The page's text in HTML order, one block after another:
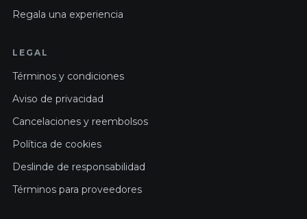
Regala una experiencia
LEGAL
Términos y condiciones
Aviso de privacidad
Cancelaciones y reembolsos
Política de cookies
Deslinde de responsabilidad
Términos para proveedores